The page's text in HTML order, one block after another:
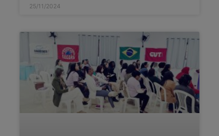
25/11/2024